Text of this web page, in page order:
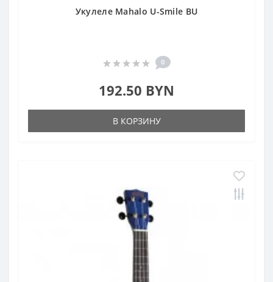
Укулеле Mahalo U-Smile BU
0
192.50 BYN
В КОРЗИНУ